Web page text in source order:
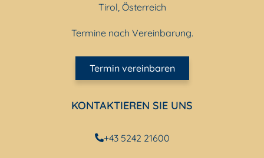
Tirol, Österreich
Termine nach Vereinbarung.
Termin vereinbaren
KONTAKTIEREN SIE UNS
+43 5242 21600